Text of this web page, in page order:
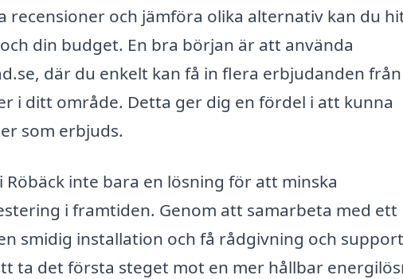
recensioner och jämföra olika alternativ kan du
din budget. En bra början är att använda
där du enkelt kan få in flera erbjudanden
i ditt område. Detta ger dig en fördel i att kunna
som erbjuds.
inte bara en lösning för att minska
i framtiden. Genom att samarbeta med ett
smidig installation och få rådgivning och support
ta det första steget mot en mer hållbar